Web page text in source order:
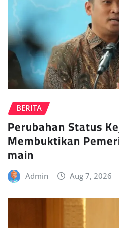
BERITA
Perubahan Status
Membuktikan
main
Admin Aug 7, 2026